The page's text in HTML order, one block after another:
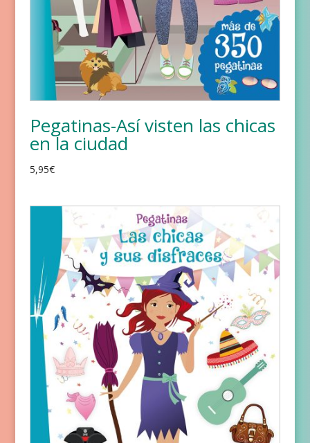
Pegatinas-Así visten las chicas
en la ciudad
5,95€